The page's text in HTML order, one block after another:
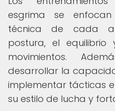
esgrima se
técnica de cada
postura, el
movimientos.
desarrollar la
implementar tácticas
su estilo de lucha y